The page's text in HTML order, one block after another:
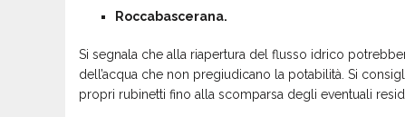
Roccabascerana.
Si segnala che alla riapertura del flusso idrico
dell’acqua che non pregiudicano la potabilità. Si
propri rubinetti fino alla scomparsa degli eventuali